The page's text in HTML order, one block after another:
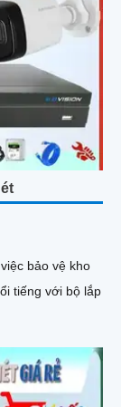
bảo vệ kho